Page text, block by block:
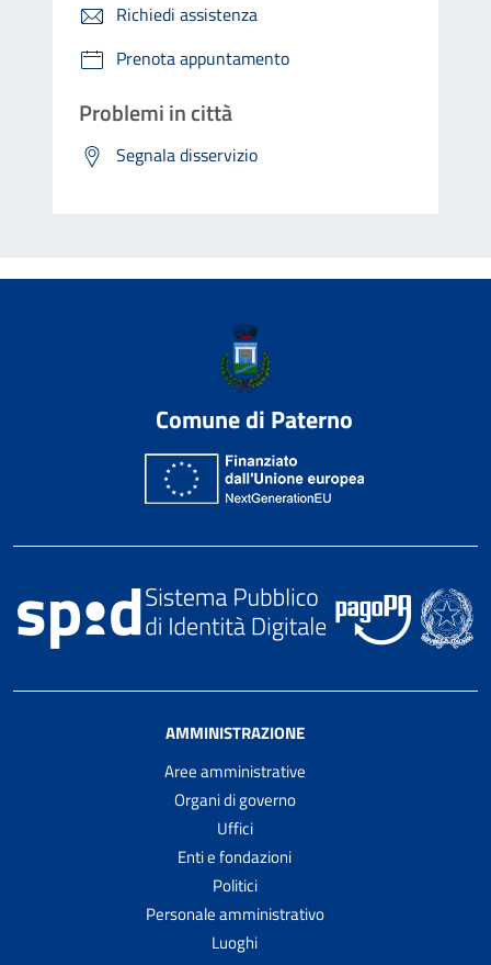
Richiedi assistenza
Prenota appuntamento
Problemi in città
Segnala disservizio
Comune di Paterno
AMMINISTRAZIONE
Aree amministrative
Organi di governo
Uffici
Enti e fondazioni
Politici
Personale amministrativo
Luoghi